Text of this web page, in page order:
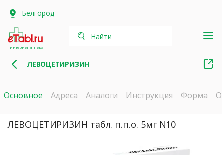
Белгород
интернет-аптека
Найти
ЛЕВОЦЕТИРИЗИН
Основное Адреса Аналоги Инструкция Форма
ЛЕВОЦЕТИРИЗИН табл. п.п.о. 5мг N10